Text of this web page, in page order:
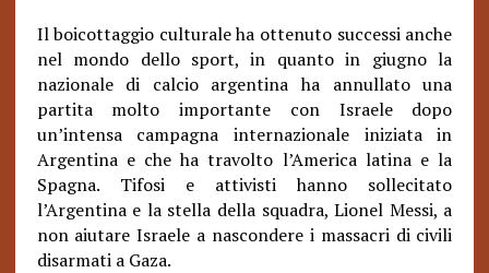
Il boicottaggio culturale ha ottenuto successi anche
nel mondo dello sport, in quanto in giugno la
nazionale di calcio argentina ha annullato una
partita molto importante con Israele dopo
un’intensa campagna internazionale iniziata in
Argentina e che ha travolto l’America latina e la
Spagna. Tifosi e attivisti hanno sollecitato
l’Argentina e la stella della squadra, Lionel Messi, a
non aiutare Israele a nascondere i massacri di civili
disarmati a Gaza.